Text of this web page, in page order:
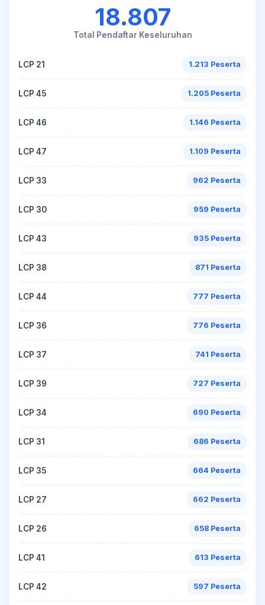
18.807
Total Pendaftar Keseluruhan
LCP 21 1.213 Peserta
LCP 45 1.205 Peserta
LCP 46 1.146 Peserta
LCP 47 1.109 Peserta
LCP 33 962 Peserta
LCP 30 959 Peserta
LCP 43 935 Peserta
LCP 38 871 Peserta
LCP 44 777 Peserta
LCP 36 776 Peserta
LCP 37 741 Peserta
LCP 39 727 Peserta
LCP 34 690 Peserta
LCP 31 686 Peserta
LCP 35 664 Peserta
LCP 27 662 Peserta
LCP 26 658 Peserta
LCP 41 613 Peserta
LCP 42 597 Peserta